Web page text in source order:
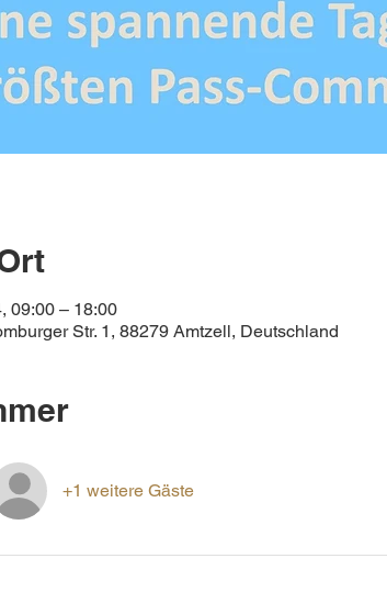
09:00 – 18:00
Str. 1, 88279 Amtzell, Deutschland
+1 weitere Gäste